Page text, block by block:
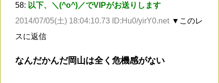
58: 以下、＼(^o^)／でVIPがお送りします
2014/07/05(土) 18:04:10.73 ID:Hu0/yirY0.net ▼このレ
スに返信
なんだかんだ岡山は全く危機感がない